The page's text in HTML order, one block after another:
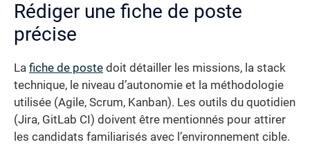
Rédiger une fiche de poste
précise
La fiche de poste doit détailler les missions, la stack
technique, le niveau d’autonomie et la méthodologie
utilisée (Agile, Scrum, Kanban). Les outils du quotidien
(Jira, GitLab CI) doivent être mentionnés pour attirer
les candidats familiarisés avec l’environnement cible.